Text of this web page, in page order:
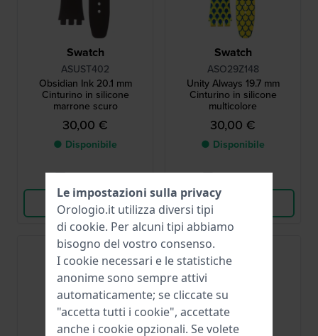
Swatch
ASUST402
Obsidian Ink 20.1 mm
Cinturino in silicone
marrone scuro
30,00 €
● Disponibile
Vedi i prodotti
Swatch
ASO29Z148
Unity Always 19.7 mm
Cinturino in silicone
multicolore
30,00 €
● Disponibile
Vedi i prodotti
Le impostazioni sulla privacy
Orologio.it utilizza diversi tipi
di cookie. Per alcuni tipi abbiamo
bisogno del vostro consenso.
I cookie necessari e le statistiche
anonime sono sempre attivi
automaticamente; se cliccate su
"accetta tutti i cookie", accettate
anche i cookie opzionali. Se volete